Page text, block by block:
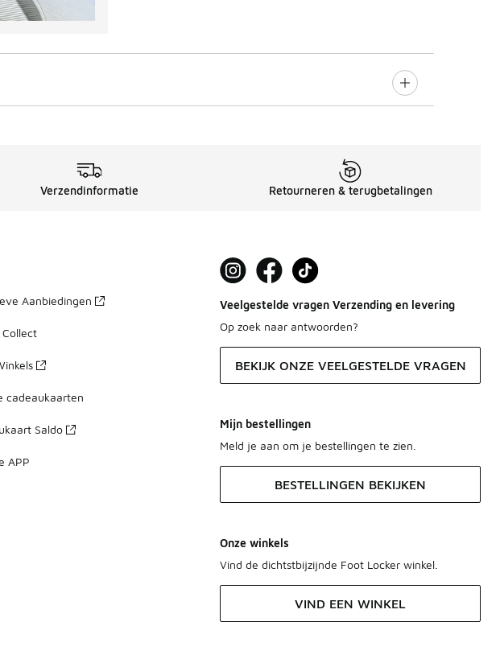
Verzendinformatie Retourneren & terugbetalingen
Aanbiedingen
Collect
cadeaukaarten
Saldo
APP
Veelgestelde vragen Verzending en levering
Op zoek naar antwoorden?
BEKIJK ONZE VEELGESTELDE VRAGEN
Mijn bestellingen
Meld je aan om je bestellingen te zien.
BESTELLINGEN BEKIJKEN
Onze winkels
Vind de dichtstbijzijnde Foot Locker winkel.
VIND EEN WINKEL